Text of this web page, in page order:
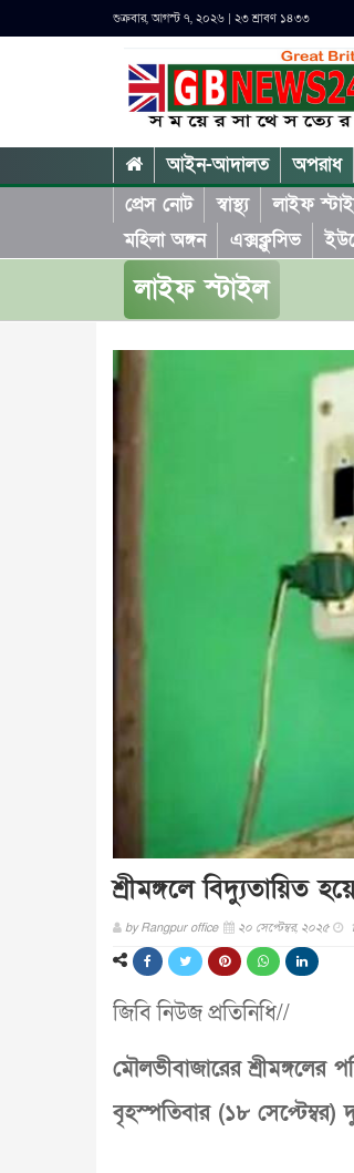
শুক্রবার, আগস্ট ৭, ২০২৬ | ২৩ শ্রাবণ ১৪৩৩
আইন-আদালত অপরাধ
প্রেস নোট
স্বাস্থ্য লাইফ
মহিলা অঙ্গন
এক্সক্লুসিভ
লাইফ স্টাইল
শ্রীমঙ্গলে বিদ্যুতায়িত
byRangpur office ২০ সেপ্টেম্বর, ২০২৫
জিবি নিউজ প্রতিনিধি//
মৌলভীবাজারের শ্রীমঙ্গলের
বৃহস্পতিবার (১৮ সেপ্টেম্বর)